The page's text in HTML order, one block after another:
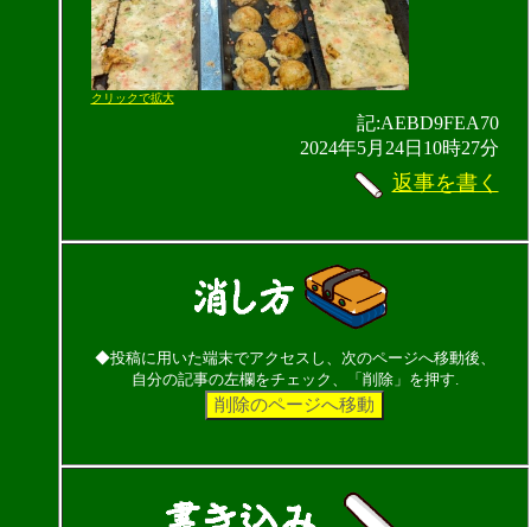
クリックで拡大
記:AEBD9FEA70
2024年5月24日10時27分
返事を書く
◆投稿に用いた端末でアクセスし、次のページへ移動後、
自分の記事の左欄をチェック、「削除」を押す.